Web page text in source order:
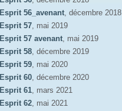
Esprit 56_avenant, décembre 2018
Esprit 57, mai 2019
Esprit 57 avenant, mai 2019
Esprit 58, décembre 2019
Esprit 59, mai 2020
Esprit 60, décembre 2020
Esprit 61, mars 2021
Esprit 62, mai 2021